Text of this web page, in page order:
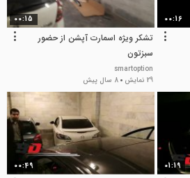
00:16
00:15
تشکر ویژه اسمارت آپشن از حضور
سبزتون
smartoption
29 نمایش
8 سال پیش
01:19
00:49